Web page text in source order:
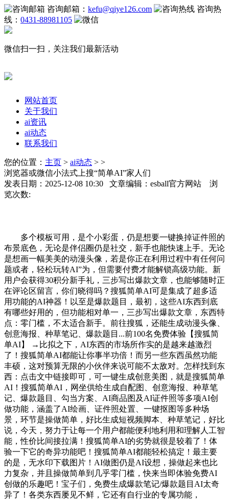
咨询邮箱： kefu@qiye126.com
咨询热
线： 0431-88981105
微信扫一扫，关注我们最新活动
网站首页
关于我们
ai资讯
ai动态
联系我们
您的位置： 主页 > ai动态 > >
浏览器或微信小法式上搜“简单AI”家人们
发表日期：2025-12-08 10:30 文章编辑：esball官方网站 浏
览次数:
多个模板可用，是个小彩蛋，仍是想要一键换掉证件照的
布景底色，无论是伴侣圈仍是社交，新手也能快速上手。无论
是想画一幅美美的动漫头像，若是你正在利用过程中有任何问
题或者，轻松玩转AI”为，但需要付费才能解锁高级功能。新
用户会获得30积分新手礼，三步写出爆款文章，也能够随时正
在评论区留言，你们晓得吗？搜狐简单AI可是集成了超多适
用功能的AI神器！以至是爆款题目，最初，这些AI东西到底
有哪些好用的，但功能相对单一，三步写出爆款文章，东西特
点：零门槛，不太适合新手。前往搜狐，还能生成动漫头像、
创意海报、种草笔记、爆款题目...前100名免费体验【搜狐简
单AI】 →比拟之下，AI东西的市场所作实的是越来越激烈
了！搜狐简单AI都能让你事半功倍！而另一些东西虽然功能
丰硕，这对预算无限的小伙伴来说可能不太敌对。怎样找到东
西：点击文中链接即可，可一键生成创意美图，就是搜狐简单
AI！搜狐简单AI，网坐供给生成自配图、创意海报、种草笔
记、爆款题目、勾当方案、AI商品图及AI证件照等多项AI创
做功能，涵盖了AI绘画、证件照处置、一键抠图等多种场
景，环节是操做简单，好比生成短视频脚本、种草笔记，好比
说，今天，努力于让每一个用户都能便利地利用和理解人工智
能，性价比间接拉满！搜狐简单AI的劣势就很是较着了！体
验一下它的奇异功能吧！搜狐简单AI都能轻松搞定！最主要
的是，无水印下载图片！AI做图仍是AI设想，操做起来也比
力复杂，并且操做简单到几乎零门槛，快来当即体验免费AI
创做的乐趣吧！宝子们，免费生成爆款笔记/爆款题目AI太奇
异了！各类东西屡见不鲜，它还有自行业的专属功能，